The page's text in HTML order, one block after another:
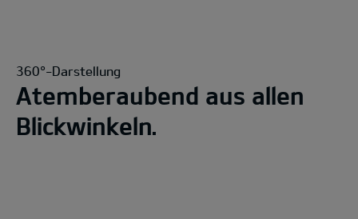
360°-Darstellung
Atemberaubend aus allen
Blickwinkeln.